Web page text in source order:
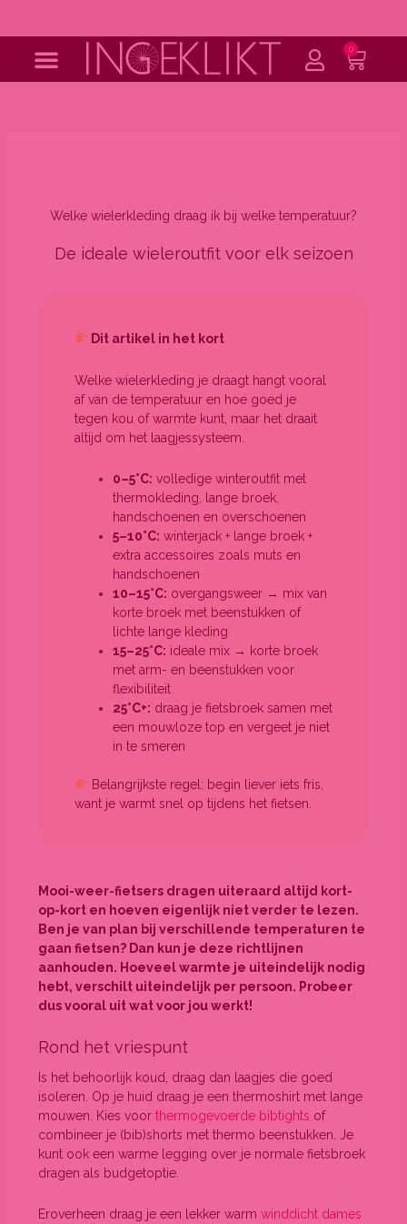
inhoud
0
Welke wielerkleding draag ik bij welke temperatuur?
De ideale wieleroutfit voor elk seizoen
Dit artikel in het kort
Welke wielerkleding je draagt hangt vooral
af van de temperatuur en hoe goed je
tegen kou of warmte kunt, maar het draait
altijd om het laagjessysteem.
0–5°C: volledige winteroutfit met
thermokleding, lange broek,
handschoenen en overschoenen
5–10°C: winterjack + lange broek +
extra accessoires zoals muts en
handschoenen
10–15°C: overgangsweer → mix van
korte broek met beenstukken of
lichte lange kleding
15–25°C: ideale mix → korte broek
met arm- en beenstukken voor
flexibiliteit
25°C+: draag je fietsbroek samen met
een mouwloze top en vergeet je niet
in te smeren
Belangrijkste regel: begin liever iets fris,
want je warmt snel op tijdens het fietsen.
Mooi-weer-fietsers dragen uiteraard altijd kort-
op-kort en hoeven eigenlijk niet verder te lezen.
Ben je van plan bij verschillende temperaturen te
gaan fietsen? Dan kun je deze richtlijnen
aanhouden. Hoeveel warmte je uiteindelijk nodig
hebt, verschilt uiteindelijk per persoon. Probeer
dus vooral uit wat voor jou werkt!
Rond het vriespunt
Is het behoorlijk koud, draag dan laagjes die goed
isoleren. Op je huid draag je een thermoshirt met lange
mouwen. Kies voor thermogevoerde bibtights of
combineer je (bib)shorts met thermo beenstukken. Je
kunt ook een warme legging over je normale fietsbroek
dragen als budgetoptie.
Eroverheen draag je een lekker warm winddicht dames